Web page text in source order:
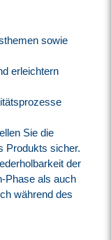
sowie
erleichtern
Sie die
Produkts sicher.
der
Phase als auch
während des